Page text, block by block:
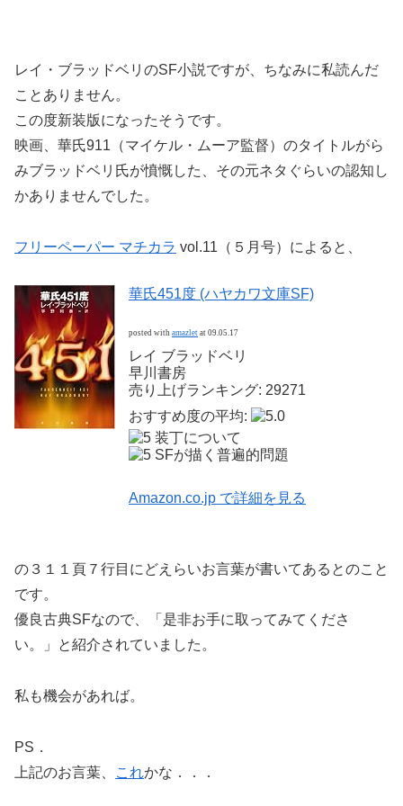
レイ・ブラッドベリのSF小説ですが、ちなみに私読んだ
ことありません。
この度新装版になったそうです。
映画、華氏911（マイケル・ムーア監督）のタイトルがら
みブラッドベリ氏が憤慨した、その元ネタぐらいの認知し
かありませんでした。
フリーペーパー マチカラ vol.11（５月号）によると、
華氏451度 (ハヤカワ文庫SF)
posted with amazlet at 09.05.17
レイ ブラッドベリ
早川書房
売り上げランキング: 29271
おすすめ度の平均:
装丁について
SFが描く普遍的問題
Amazon.co.jp で詳細を見る
の３１１頁７行目にどえらいお言葉が書いてあるとのこと
です。
優良古典SFなので、「是非お手に取ってみてくださ
い。」と紹介されていました。
私も機会があれば。
PS．
上記のお言葉、
これかな．．．